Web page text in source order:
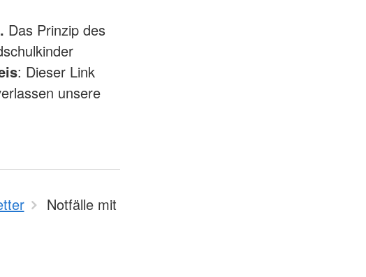
Das Prinzip des
: Dieser Link
unsere
Notfälle mit